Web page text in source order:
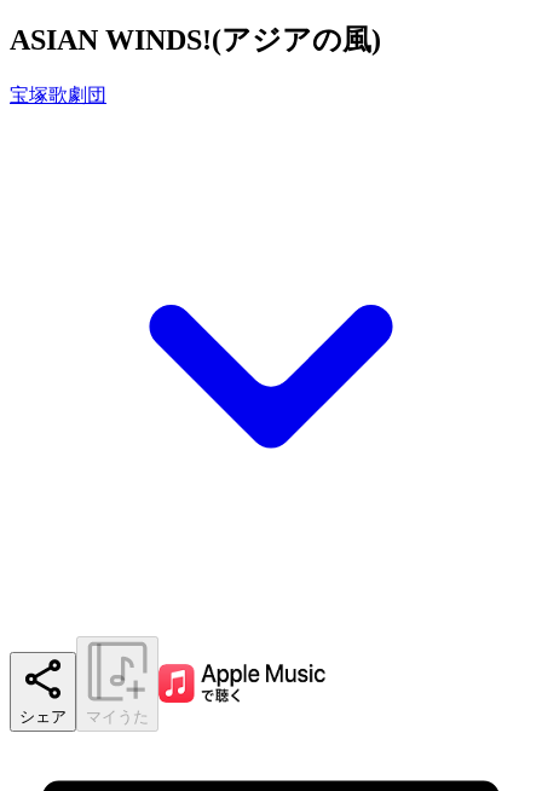
ASIAN WINDS!(アジアの風)
宝塚歌劇団
シェア マイうた